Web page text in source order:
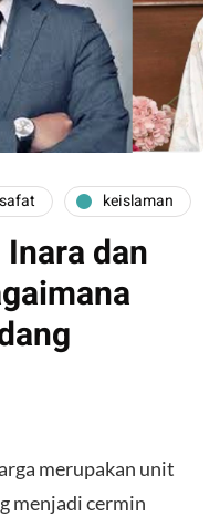
keislaman
dan
merupakan unit
menjadi cermin